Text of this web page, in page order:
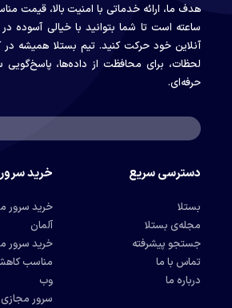
ساعته است تا شما بتوانید با خیالی آسوده
آنلاین خود حرکت کنید. تیم بستلا همیشه
لحظات، برای محافظت از داده‌ها، پاسخ‌گویی
حرفه‌ای.
دسترسی سریع
بستلا
مجله‌ی بستلا
جستجو پیشرفته
تماس با ما
درباره ما
خرید
خرید سرور
آلمان
مناسب
وب